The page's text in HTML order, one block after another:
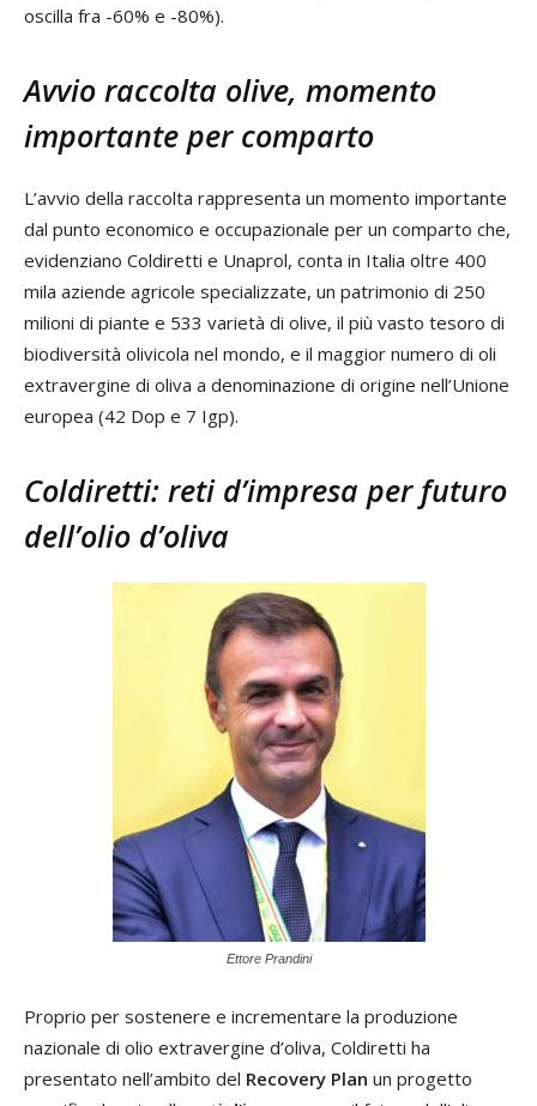
oscilla fra -60% e -80%).
Avvio raccolta olive, momento
importante per comparto
L’avvio della raccolta rappresenta un momento importante
dal punto economico e occupazionale per un comparto che,
evidenziano Coldiretti e Unaprol, conta in Italia oltre 400
mila aziende agricole specializzate, un patrimonio di 250
milioni di piante e 533 varietà di olive, il più vasto tesoro di
biodiversità olivicola nel mondo, e il maggior numero di oli
extravergine di oliva a denominazione di origine nell’Unione
europea (42 Dop e 7 Igp).
Coldiretti: reti d’impresa per futuro
dell’olio d’oliva
Ettore Prandini
Proprio per sostenere e incrementare la produzione
nazionale di olio extravergine d’oliva, Coldiretti ha
presentato nell’ambito del Recovery Plan un progetto